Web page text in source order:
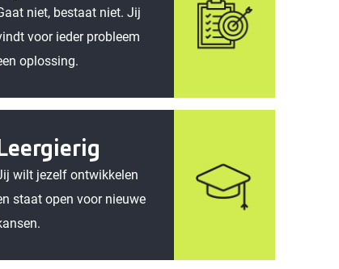
niet, bestaat niet. Jij
voor ieder probleem
oplossing.
wilt jezelf ontwikkelen
staat open voor nieuwe